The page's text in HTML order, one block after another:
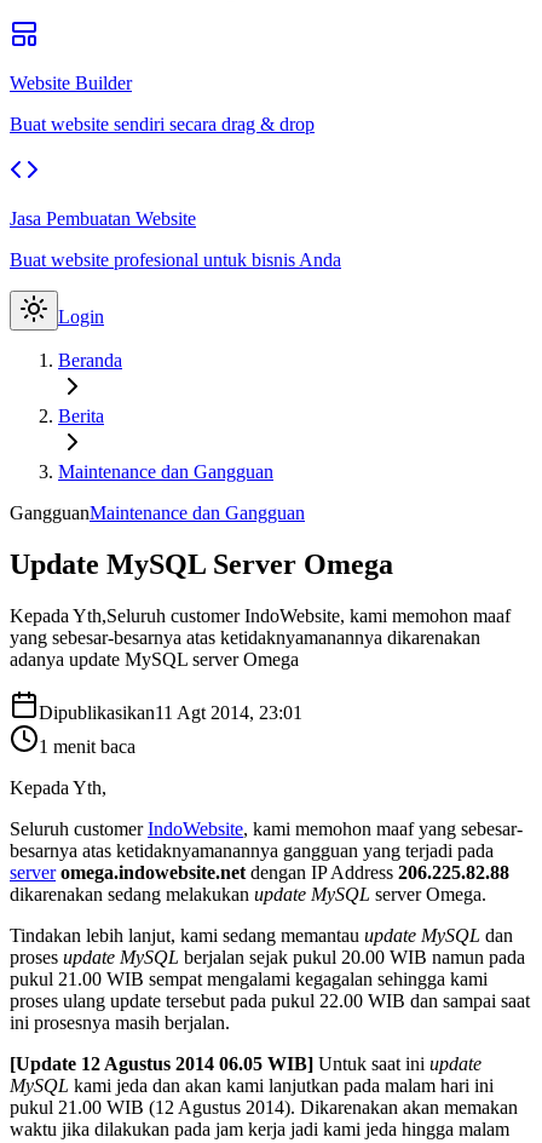
Website Builder
Buat website sendiri secara drag & drop
Jasa Pembuatan Website
Buat website profesional untuk bisnis Anda
Login
Beranda
Berita
Maintenance dan Gangguan
GangguanMaintenance dan Gangguan
Update MySQL Server Omega
Kepada Yth,Seluruh customer IndoWebsite, kami memohon maaf
yang sebesar-besarnya atas ketidaknyamanannya dikarenakan
adanya update MySQL server Omega
Dipublikasikan11 Agt 2014, 23:01
1 menit baca
Kepada Yth,
Seluruh customerIndoWebsite, kami memohon maaf yang sebesar-
besarnya atas ketidaknyamanannya gangguan yang terjadi pada
server omega.indowebsite.net dengan IP Address 206.225.82.88
dikarenakan sedang melakukan update MySQL server Omega.
Tindakan lebih lanjut, kami sedang memantau update MySQL dan
proses update MySQL berjalan sejak pukul 20.00 WIB namun pada
pukul 21.00 WIB sempat mengalami kegagalan sehingga kami
proses ulang update tersebut pada pukul 22.00 WIB dan sampai saat
ini prosesnya masih berjalan.
[Update 12 Agustus 2014 06.05 WIB] Untuk saat ini update
MySQL kami jeda dan akan kami lanjutkan pada malam hari ini
pukul 21.00 WIB (12 Agustus 2014). Dikarenakan akan memakan
waktu jika dilakukan pada jam kerja jadi kami jeda hingga malam